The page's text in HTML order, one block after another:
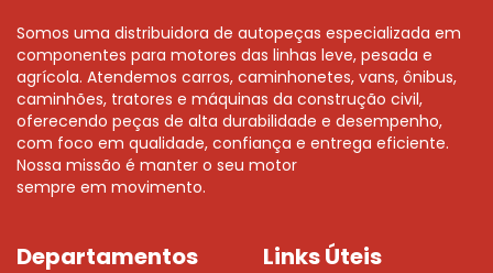
Somos uma distribuidora de autopeças especializada em
componentes para motores das linhas leve, pesada e
agrícola. Atendemos carros, caminhonetes, vans, ônibus,
caminhões, tratores e máquinas da construção civil,
oferecendo peças de alta durabilidade e desempenho,
com foco em qualidade, confiança e entrega eficiente.
Nossa missão é manter o seu motor
sempre em movimento.
Departamentos Links Úteis